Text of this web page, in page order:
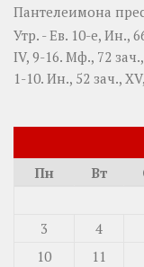
Пантелеимона
Утр. - Ев. 10-е, Ин.,
IV, 9-16. Мф., 72
1-10. Ин., 52 зач.,
Пн
Вт
3
4
10
11